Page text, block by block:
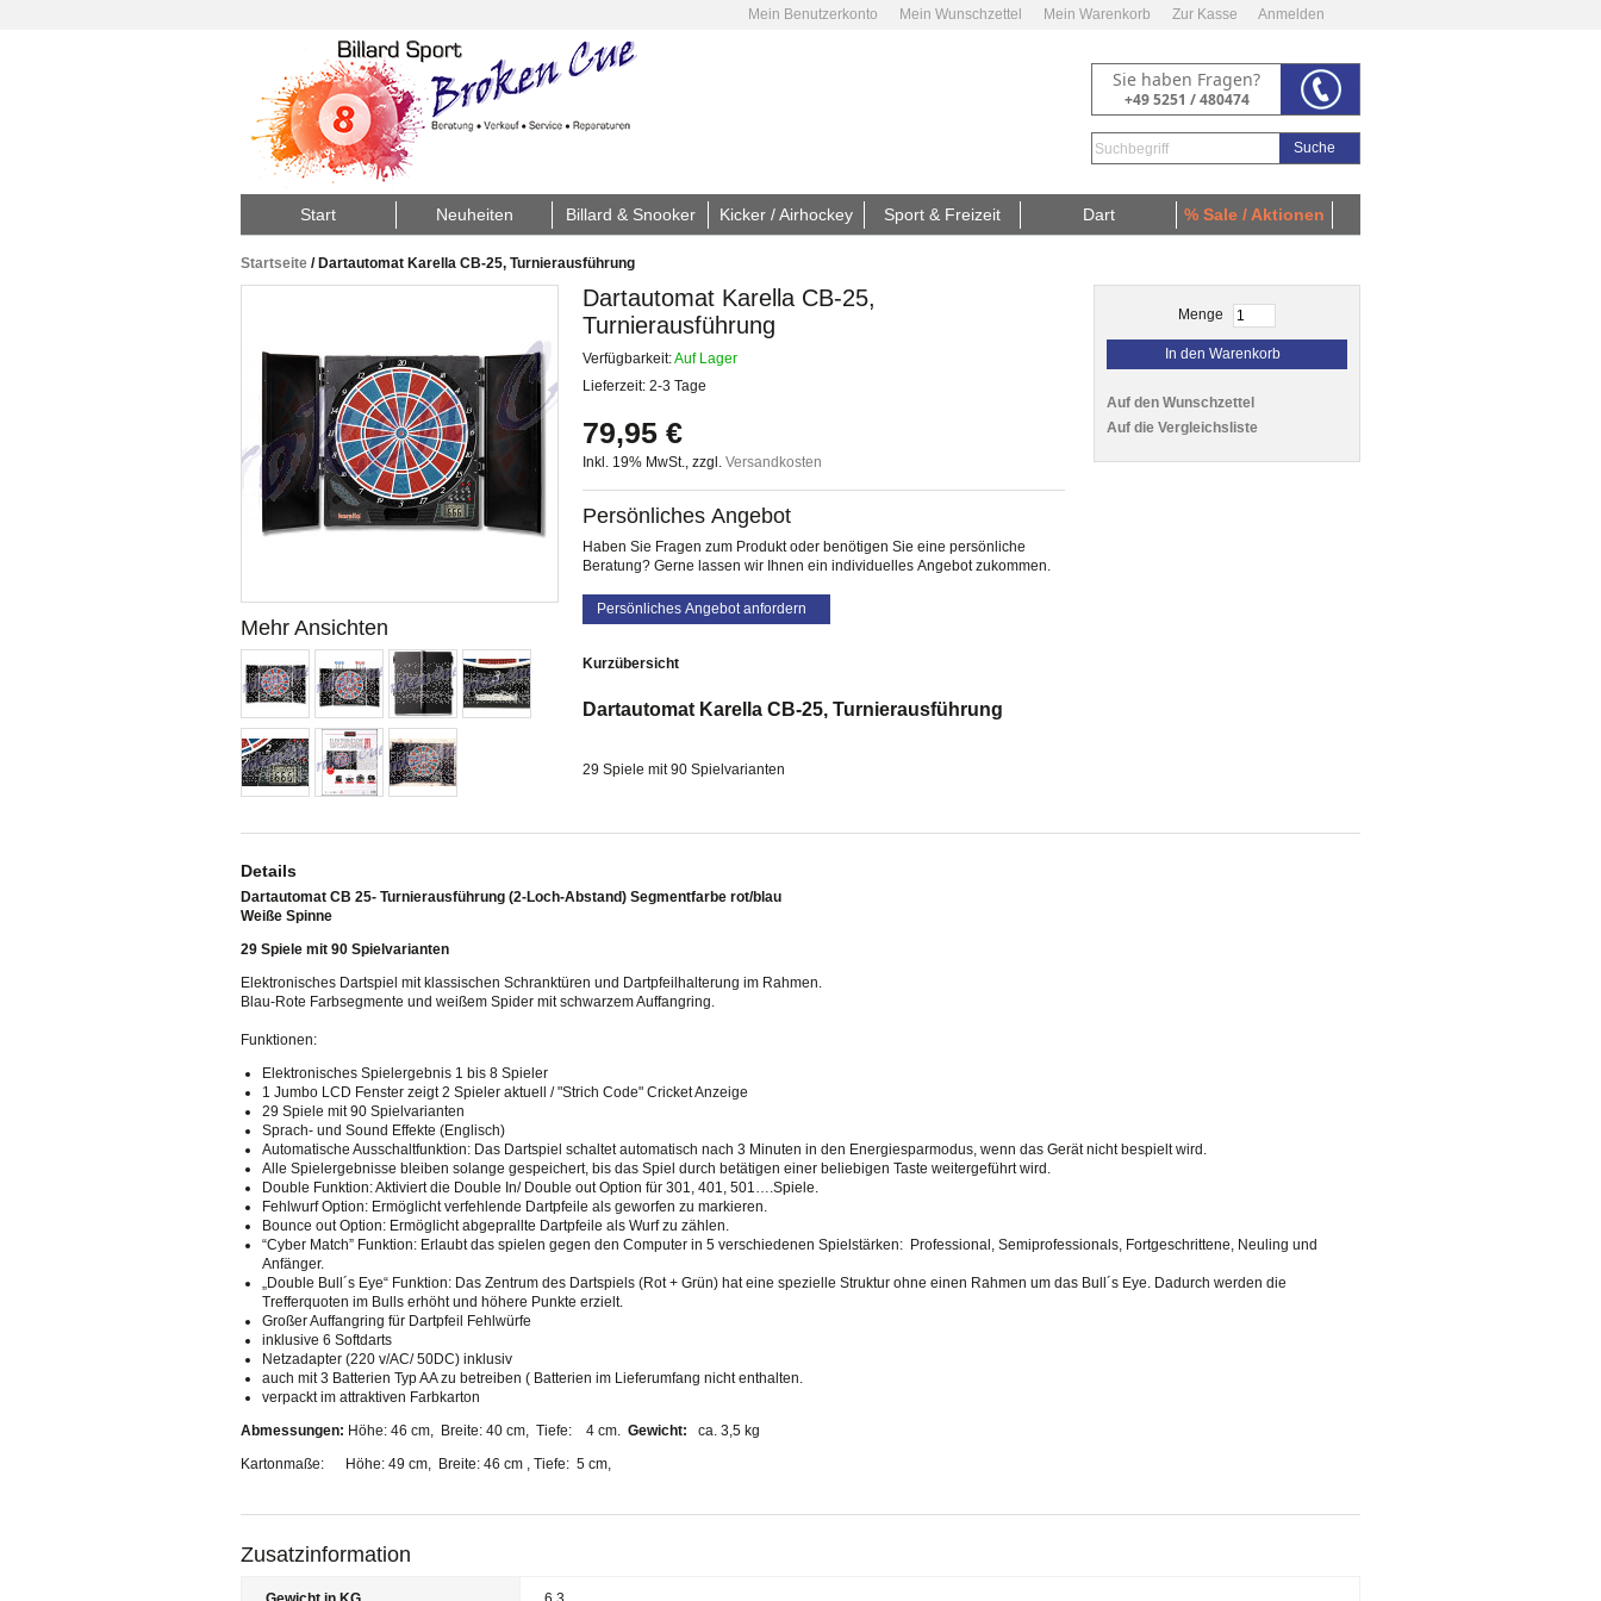
Mein Benutzerkonto Mein Wunschzettel Mein Warenkorb Zur Kasse Anmelden
Sie haben Fragen?
+49 5251 / 480474
Suche
Start Neuheiten Billard & Snooker Kicker / Airhockey Sport & Freizeit Dart % Sale / Aktionen
Startseite / Dartautomat Karella CB-25, Turnierausführung
Mehr Ansichten
Dartautomat Karella CB-25,
Turnierausführung
Verfügbarkeit:Auf Lager
Lieferzeit: 2-3 Tage
79,95 €
Inkl. 19% MwSt., zzgl. Versandkosten
Persönliches Angebot
Haben Sie Fragen zum Produkt oder benötigen Sie eine persönliche
Beratung? Gerne lassen wir Ihnen ein individuelles Angebot zukommen.
Persönliches Angebot anfordern
Kurzübersicht
Dartautomat Karella CB-25, Turnierausführung
29 Spiele mit 90 Spielvarianten
Menge
In den Warenkorb
Auf den Wunschzettel
Auf die Vergleichsliste
Details
Dartautomat CB 25- Turnierausführung (2-Loch-Abstand) Segmentfarbe rot/blau
Weiße Spinne
29 Spiele mit 90 Spielvarianten
Elektronisches Dartspiel mit klassischen Schranktüren und Dartpfeilhalterung im Rahmen.
Blau-Rote Farbsegmente und weißem Spider mit schwarzem Auffangring.
Funktionen:
Elektronisches Spielergebnis 1 bis 8 Spieler
1 Jumbo LCD Fenster zeigt 2 Spieler aktuell / "Strich Code" Cricket Anzeige
29 Spiele mit 90 Spielvarianten
Sprach- und Sound Effekte (Englisch)
Automatische Ausschaltfunktion: Das Dartspiel schaltet automatisch nach 3 Minuten in den Energiesparmodus, wenn das Gerät nicht bespielt wird.
Alle Spielergebnisse bleiben solange gespeichert, bis das Spiel durch betätigen einer beliebigen Taste weitergeführt wird.
Double Funktion: Aktiviert die Double In/ Double out Option für 301, 401, 501….Spiele.
Fehlwurf Option: Ermöglicht verfehlende Dartpfeile als geworfen zu markieren.
Bounce out Option: Ermöglicht abgeprallte Dartpfeile als Wurf zu zählen.
“Cyber Match” Funktion: Erlaubt das spielen gegen den Computer in 5 verschiedenen Spielstärken: Professional, Semiprofessionals, Fortgeschrittene, Neuling und
Anfänger.
„Double Bull´s Eye“ Funktion: Das Zentrum des Dartspiels (Rot + Grün) hat eine spezielle Struktur ohne einen Rahmen um das Bull´s Eye. Dadurch werden die
Trefferquoten im Bulls erhöht und höhere Punkte erzielt.
Großer Auffangring für Dartpfeil Fehlwürfe
inklusive 6 Softdarts
Netzadapter (220 v/AC/ 50DC) inklusiv
auch mit 3 Batterien Typ AA zu betreiben ( Batterien im Lieferumfang nicht enthalten.
verpackt im attraktiven Farbkarton
Abmessungen: Höhe: 46 cm, Breite: 40 cm, Tiefe: 4 cm. Gewicht:
ca. 3,5 kg
Kartonmaße: Höhe: 49 cm, Breite: 46 cm , Tiefe: 5 cm,
Zusatzinformation